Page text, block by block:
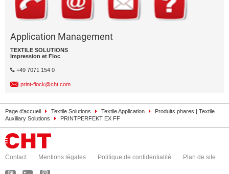
Application Management
TEXTILE SOLUTIONS
Impression et Floc
+49 7071 154 0
print-flock@cht.com
Page d'accueil Textile Solutions Textile Application
Produits phares | Textile
Auxiliary Solutions
PRINTPERFEKT EX FF
Contact Mentions légales Politique de confidentialité Plan de site